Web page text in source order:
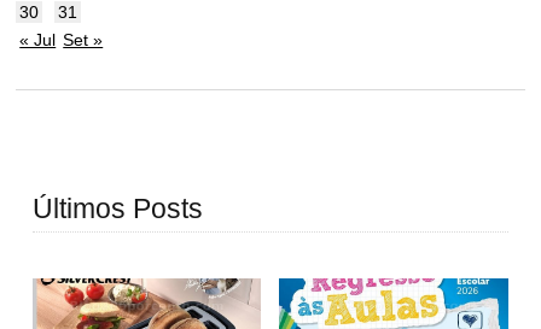
30
31
« Jul Set »
Últimos Posts